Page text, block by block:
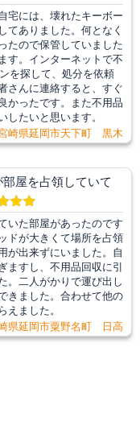
宅には、壊れたキーボー
てありました。何となく
たので保管していました
す。インターネットで不
を探して、処分を依頼
さんに連絡すると、すぐ
かったです。また不用品
したいと思います。
崎県延岡市天下町 黒木
屋を占領していて
いた部屋があったのです
ドが大きくて場所を占領
が出来ずにいました。自
ますし、不用品回収に引
。二人がかりで運び出し
きました。合わせて他の
えました。
県延岡市粟野名町 日高